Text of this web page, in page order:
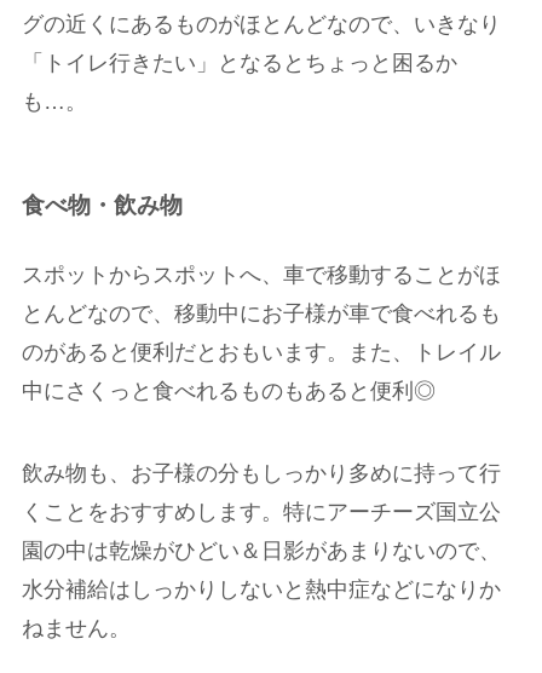
グの近くにあるものがほとんどなので、いきなり
「トイレ行きたい」となるとちょっと困るか
も…。
食べ物・飲み物
スポットからスポットへ、車で移動することがほ
とんどなので、移動中にお子様が車で食べれるも
のがあると便利だとおもいます。また、トレイル
中にさくっと食べれるものもあると便利◎
飲み物も、お子様の分もしっかり多めに持って行
くことをおすすめします。特にアーチーズ国立公
園の中は乾燥がひどい＆日影があまりないので、
水分補給はしっかりしないと熱中症などになりか
ねません。